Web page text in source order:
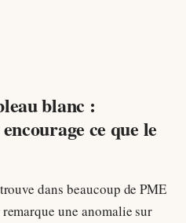
blanc :
ce que le
dans beaucoup de PME
une anomalie sur